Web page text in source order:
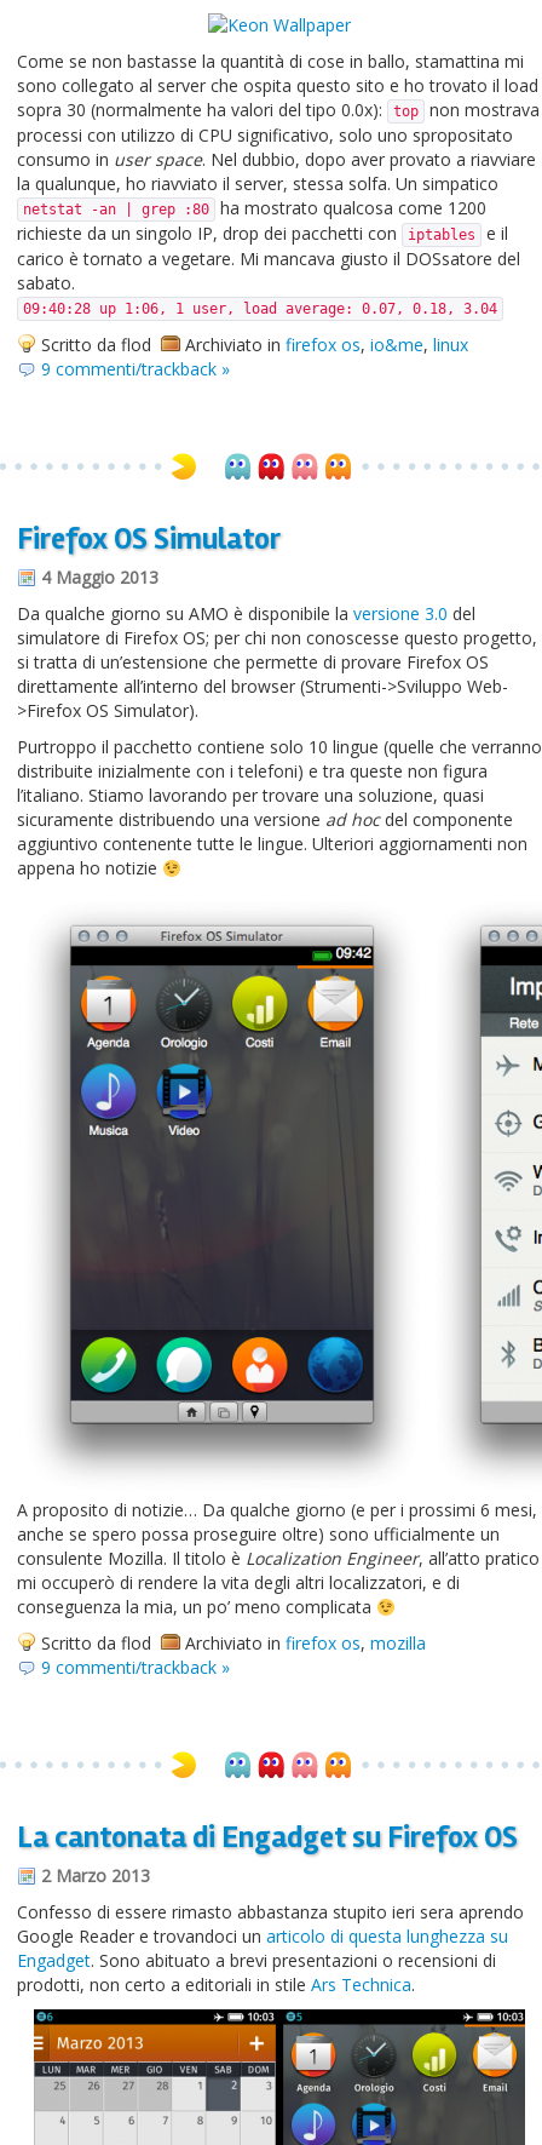
Come se non bastasse la quantità di cose in ballo, stamattina mi
sono collegato al server che ospita questo sito e ho trovato il load
sopra 30 (normalmente ha valori del tipo 0.0x):
top
non mostrava
processi con utilizzo di CPU significativo, solo uno spropositato
consumo in user space. Nel dubbio, dopo aver provato a riavviare
la qualunque, ho riavviato il server, stessa solfa. Un simpatico
netstat -an | grep :80
ha mostrato qualcosa come 1200
richieste da un singolo IP, drop dei pacchetti con
iptables
e il
carico è tornato a vegetare. Mi mancava giusto il DOSsatore del
sabato.
09:40:28 up 1:06, 1 user, load average: 0.07, 0.18, 3.04
Scritto da flod Archiviato in firefox os, io&me, linux
9 commenti/trackback »
Firefox OS Simulator
4 Maggio 2013
Da qualche giorno su AMO è disponibile la versione 3.0 del
simulatore di Firefox OS; per chi non conoscesse questo progetto,
si tratta di un’estensione che permette di provare Firefox OS
direttamente all’interno del browser (Strumenti->Sviluppo Web-
>Firefox OS Simulator).
Purtroppo il pacchetto contiene solo 10 lingue (quelle che verranno
distribuite inizialmente con i telefoni) e tra queste non figura
l’italiano. Stiamo lavorando per trovare una soluzione, quasi
sicuramente distribuendo una versione ad hocdel componente
aggiuntivo contenente tutte le lingue. Ulteriori aggiornamenti non
appena ho notizie
A proposito di notizie… Da qualche giorno (e per i prossimi 6 mesi,
anche se spero possa proseguire oltre) sono ufficialmente un
consulente Mozilla. Il titolo è Localization Engineer, all’atto pratico
mi occuperò di rendere la vita degli altri localizzatori, e di
conseguenza la mia, un po’ meno complicata
Scritto da flod
Archiviato in firefox os, mozilla
9 commenti/trackback »
La cantonata di Engadget su Firefox OS
2 Marzo 2013
Confesso di essere rimasto abbastanza stupito ieri sera aprendo
Google Reader e trovandoci un articolo di questa lunghezza su
Engadget. Sono abituato a brevi presentazioni o recensioni di
prodotti, non certo a editoriali in stile Ars Technica.